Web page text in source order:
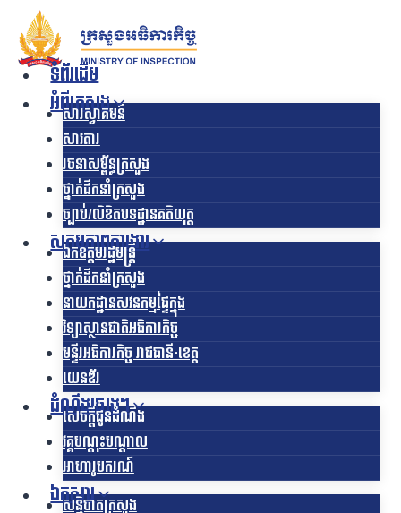
contentទំព័រដើម
អំពីក្រសួង
សារស្វាគមន៍
សាវតារ
រចនាសម្ព័ន្ធក្រសួង​
ថ្នាក់ដឹកនាំក្រសួង
ច្បាប់/លិខិតបទដ្ឋានគតិយុត្ត
សកម្មភាពការងារ
ឯកឧត្ដមរដ្ឋមន្ត្រី
ថ្នាក់ដឹកនាំក្រសួង
នាយកដ្ឋានសវនកម្មផ្ទៃក្នុង
វិទ្យាស្ថានជាតិអធិការកិច្ច
មន្ទីរអធិការកិច្ច រាជធានី-ខេត្ត
យេនឌ័រ
ដំណឹងផ្សេងៗ
សេចក្តីជូនដំណឹង
វគ្គបណ្តុះបណ្តាល
អាហារូបករណ៍
ឯកសារ
សន្និបាតក្រសួង